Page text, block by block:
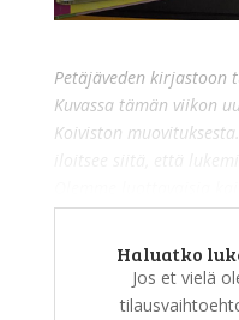
Petäjäveden kirjastoon
Kuvassa tämän viikon
Koiviston
lukeminen eivät häviä
Haluatko
Jos et vielä